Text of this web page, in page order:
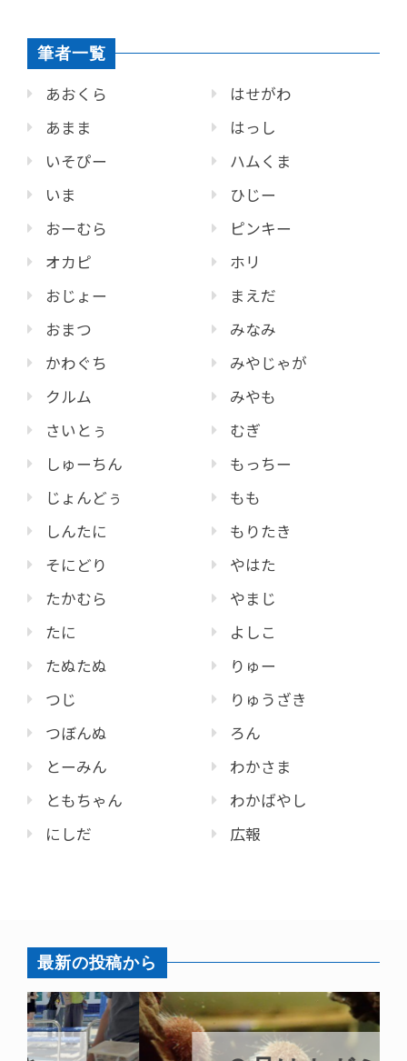
筆者一覧
あおくら
あまま
いそぴー
いま
おーむら
オカピ
おじょー
おまつ
かわぐち
クルム
さいとぅ
しゅーちん
じょんどぅ
しんたに
そにどり
たかむら
たに
たぬたぬ
つじ
つぼんぬ
とーみん
ともちゃん
にしだ
はせがわ
はっし
ハムくま
ひじー
ピンキー
ホリ
まえだ
みなみ
みやじゃが
みやも
むぎ
もっちー
もも
もりたき
やはた
やまじ
よしこ
りゅー
りゅうざき
ろん
わかさま
わかばやし
広報
最新の投稿から